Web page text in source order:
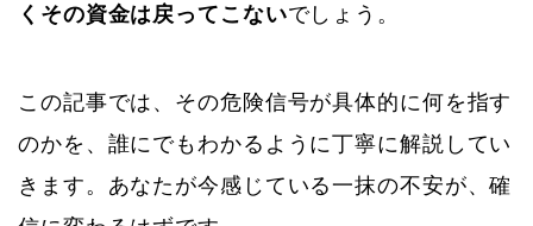
くその資金は戻ってこないでしょう。
この記事では、その危険信号が具体的に何を指す
のかを、誰にでもわかるように丁寧に解説してい
きます。あなたが今感じている一抹の不安が、確